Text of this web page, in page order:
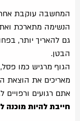
המחשבה עוקבת
הנשימה מתארכת
גם להאריך יותר,
הבטן.
הגוף מרגיש כמו
מאריכים את הוצאת
אתם רגועים
חייבת להיות מוכנה